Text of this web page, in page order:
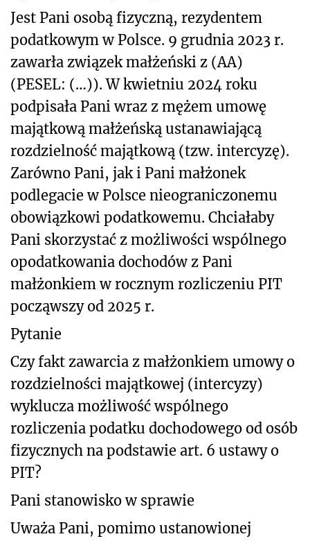
Jest Pani osobą fizyczną, rezydentem
podatkowym w Polsce. 9 grudnia 2023 r.
zawarła związek małżeński z (AA)
(PESEL: (…)). W kwietniu 2024 roku
podpisała Pani wraz z mężem umowę
majątkową małżeńską ustanawiającą
rozdzielność majątkową (tzw. intercyzę).
Zarówno Pani, jak i Pani małżonek
podlegacie w Polsce nieograniczonemu
obowiązkowi podatkowemu. Chciałaby
Pani skorzystać z możliwości wspólnego
opodatkowania dochodów z Pani
małżonkiem w rocznym rozliczeniu PIT
począwszy od 2025 r.
Pytanie
Czy fakt zawarcia z małżonkiem umowy o
rozdzielności majątkowej (intercyzy)
wyklucza możliwość wspólnego
rozliczenia podatku dochodowego od osób
fizycznych na podstawie art. 6 ustawy o
PIT?
Pani stanowisko w sprawie
Uważa Pani, pomimo ustanowionej